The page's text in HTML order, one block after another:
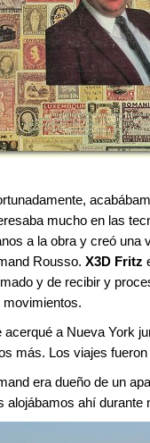
mucho en las
a la obra y creó una
Rousso. X3D Fritz
y de recibir y
movimientos.
acerqué a Nueva York
más. Los viajes
era dueño de un
alojábamos ahí durante